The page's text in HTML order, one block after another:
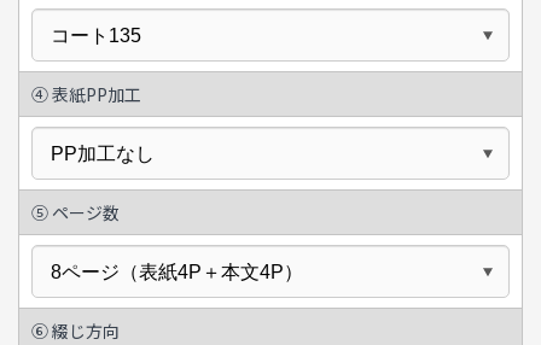
④ 表紙PP加工
⑤ ページ数
⑥ 綴じ方向